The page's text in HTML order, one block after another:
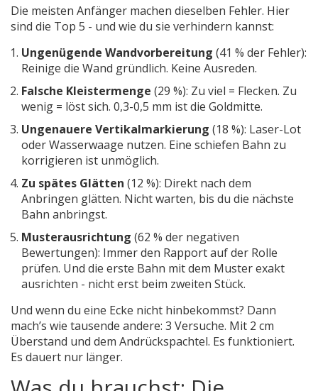
Die meisten Anfänger machen dieselben Fehler. Hier
sind die Top 5 - und wie du sie verhindern kannst:
Ungenügende Wandvorbereitung (41 % der Fehler):
Reinige die Wand gründlich. Keine Ausreden.
Falsche Kleistermenge (29 %): Zu viel = Flecken. Zu
wenig = löst sich. 0,3-0,5 mm ist die Goldmitte.
Ungenauere Vertikalmarkierung (18 %): Laser-Lot
oder Wasserwaage nutzen. Eine schiefen Bahn zu
korrigieren ist unmöglich.
Zu spätes Glätten (12 %): Direkt nach dem
Anbringen glätten. Nicht warten, bis du die nächste
Bahn anbringst.
Musterausrichtung (62 % der negativen
Bewertungen): Immer den Rapport auf der Rolle
prüfen. Und die erste Bahn mit dem Muster exakt
ausrichten - nicht erst beim zweiten Stück.
Und wenn du eine Ecke nicht hinbekommst? Dann
mach’s wie tausende andere: 3 Versuche. Mit 2 cm
Überstand und dem Andrückspachtel. Es funktioniert.
Es dauert nur länger.